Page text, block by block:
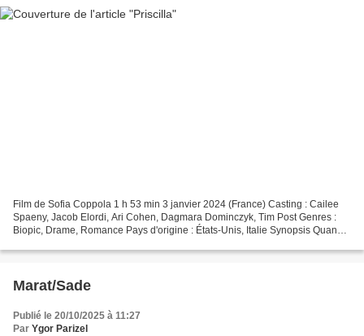
Film de Sofia Coppola 1 h 53 min 3 janvier 2024 (France) Casting : Cailee
Spaeny, Jacob Elordi, Ari Cohen, Dagmara Dominczyk, Tim Post Genres :
Biopic, Drame, Romance Pays d'origine : États-Unis, Italie Synopsis Quand
Marat/Sade
Publié le 20/10/2025 à 11:27
Par Ygor Parizel